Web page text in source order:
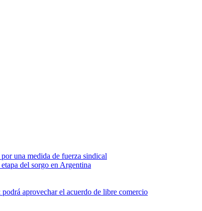
una medida de fuerza sindical
del sorgo en Argentina
aprovechar el acuerdo de libre comercio